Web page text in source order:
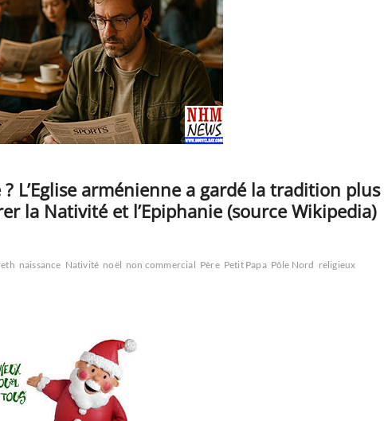
L’Eglise arménienne a gardé la tradition plus
la Nativité et l’Epiphanie (source Wikipedia)
naissance Nativité noël non commercial Père Petit Papa Pôle Nord religieux